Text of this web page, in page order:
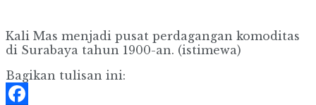
Kali Mas menjadi pusat perdagangan komoditas
di Surabaya tahun 1900-an. (istimewa)
Bagikan tulisan ini: